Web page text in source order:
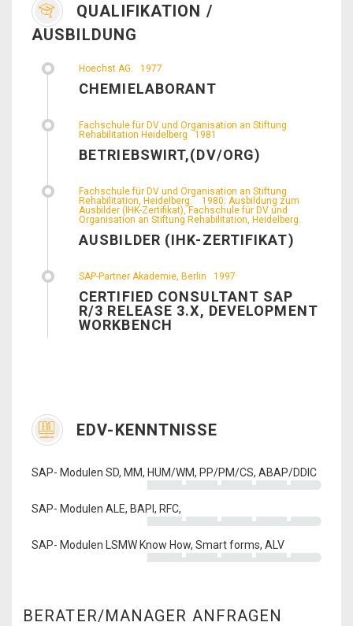
QUALIFIKATION /
AUSBILDUNG
Hoechst AG. 1977
CHEMIELABORANT
Fachschule für DV und Organisation an Stiftung
Rehabilitation Heidelberg
1981
BETRIEBSWIRT,(DV/ORG)
Fachschule für DV und Organisation an Stiftung
Rehabilitation, Heidelberg.
1980: Ausbildung zum
Ausbilder (IHK-Zertifikat), Fachschule für DV und
Organisation an Stiftung Rehabilitation, Heidelberg.
AUSBILDER (IHK-ZERTIFIKAT)
SAP-Partner Akademie, Berlin 1997
CERTIFIED CONSULTANT SAP
R/3 RELEASE 3.X, DEVELOPMENT
WORKBENCH
EDV-KENNTNISSE
SAP- Modulen SD, MM, HUM/WM, PP/PM/CS, ABAP/DDIC
SAP- Modulen ALE, BAPI, RFC,
SAP- Modulen LSMW Know How, Smart forms, ALV
BERATER/MANAGER ANFRAGEN